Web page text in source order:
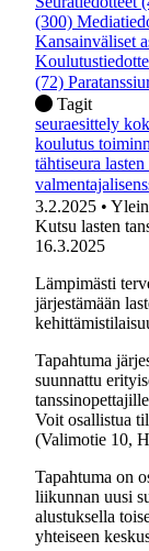
(300)
Kansainväliset
(72)
Tagit
seuraesittely
koulutus
tähtiseura
3.2.2025 •
Kutsu lasten
16.3.2025
Lämpimästi
järjestämään
Tapahtuma
suunnattu
Voit osallistua
(Valimotie 10,
Tapahtuma on
liikunnan uusi
alustuksella
yhteiseen